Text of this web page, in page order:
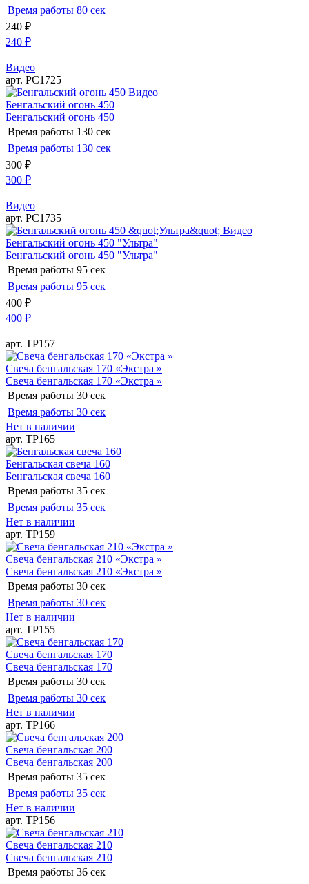
Время работы 80 сек
240 ₽
240 ₽
Видео
арт. РС1725
Видео
Бенгальский огонь 450
Бенгальский огонь 450
Время работы 130 сек
Время работы 130 сек
300 ₽
300 ₽
Видео
арт. РС1735
Видео
Бенгальский огонь 450 "Ультра"
Бенгальский огонь 450 "Ультра"
Время работы 95 сек
Время работы 95 сек
400 ₽
400 ₽
арт. ТР157
Свеча бенгальская 170 «Экстра »
Свеча бенгальская 170 «Экстра »
Время работы 30 сек
Время работы 30 сек
Нет в наличии
арт. ТР165
Бенгальская свеча 160
Бенгальская свеча 160
Время работы 35 сек
Время работы 35 сек
Нет в наличии
арт. ТР159
Свеча бенгальская 210 «Экстра »
Свеча бенгальская 210 «Экстра »
Время работы 30 сек
Время работы 30 сек
Нет в наличии
арт. ТР155
Свеча бенгальская 170
Свеча бенгальская 170
Время работы 30 сек
Время работы 30 сек
Нет в наличии
арт. ТР166
Свеча бенгальская 200
Свеча бенгальская 200
Время работы 35 сек
Время работы 35 сек
Нет в наличии
арт. ТР156
Свеча бенгальская 210
Свеча бенгальская 210
Время работы 36 сек